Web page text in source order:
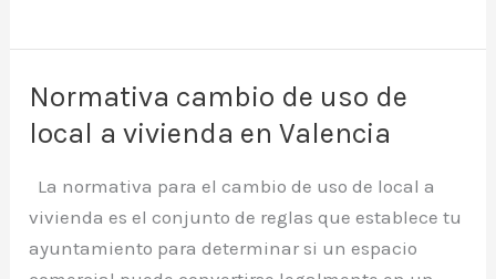
transformar
un
local
en
en
Normativa cambio de uso de
local a vivienda en Valencia
La normativa para el cambio de uso de local a
vivienda es el conjunto de reglas que establece tu
ayuntamiento para determinar si un espacio